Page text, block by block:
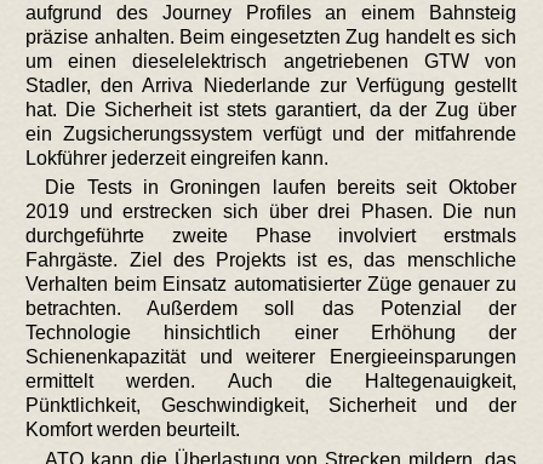
aufgrund des Journey Profiles an einem Bahnsteig
präzise anhalten. Beim eingesetzten Zug handelt es sich
um einen dieselelektrisch angetriebenen GTW von
Stadler, den Arriva Niederlande zur Verfügung gestellt
hat. Die Sicherheit ist stets garantiert, da der Zug über
ein Zugsicherungssystem verfügt und der mitfahrende
Lokführer jederzeit eingreifen kann.
Die Tests in Groningen laufen bereits seit Oktober
2019 und erstrecken sich über drei Phasen. Die nun
durchgeführte zweite Phase involviert erstmals
Fahrgäste. Ziel des Projekts ist es, das menschliche
Verhalten beim Einsatz automatisierter Züge genauer zu
betrachten. Außerdem soll das Potenzial der
Technologie hinsichtlich einer Erhöhung der
Schienenkapazität und weiterer Energieeinsparungen
ermittelt werden. Auch die Haltegenauigkeit,
Pünktlichkeit, Geschwindigkeit, Sicherheit und der
Komfort werden beurteilt.